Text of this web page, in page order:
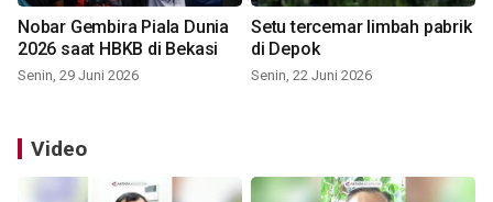
Nobar Gembira Piala Dunia
2026 saat HBKB di Bekasi
Senin, 29 Juni 2026
Setu tercemar limbah pabrik
di Depok
Senin, 22 Juni 2026
Video